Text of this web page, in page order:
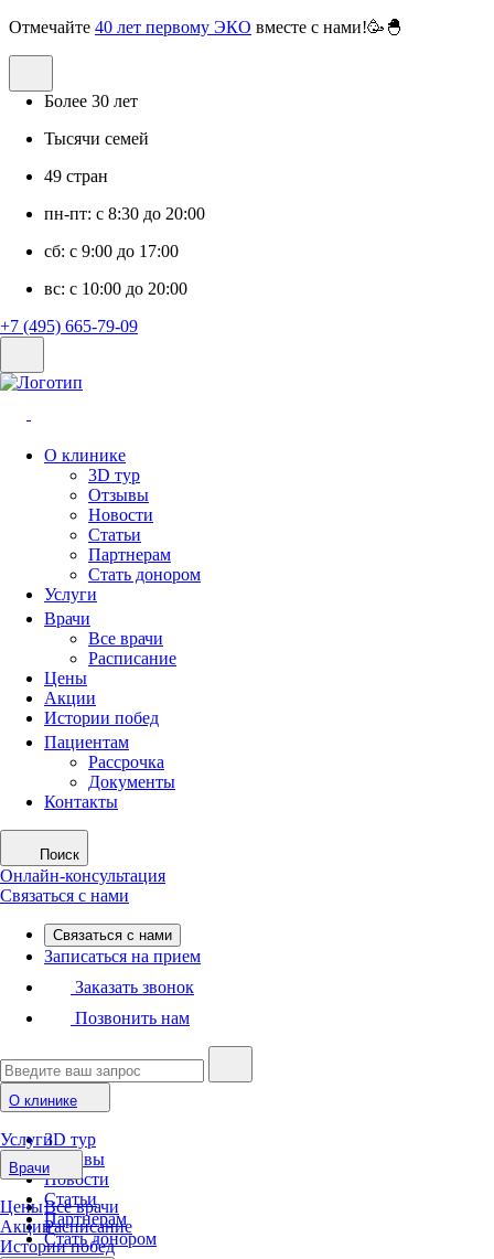
Отмечайте 40 лет первому ЭКО вместе с нами!🥳🐣
Более 30 лет
Тысячи семей
49 стран
пн-пт: с 8:30 до 20:00
сб: с 9:00 до 17:00
вс: с 10:00 до 20:00
+7 (495) 665-79-09
О клинике
3D тур
Отзывы
Новости
Статьи
Партнерам
Стать донором
Услуги
Врачи
Все врачи
Расписание
Цены
Акции
Истории побед
Пациентам
Рассрочка
Документы
Контакты
Поиск
Онлайн-консультация
Связаться с нами
Связаться с нами
Записаться на прием
Заказать звонок
Позвонить нам
О клинике
3D тур
Отзывы
Новости
Статьи
Партнерам
Стать донором
Услуги
Врачи
Все врачи
Расписание
Цены
Акции
Истории побед